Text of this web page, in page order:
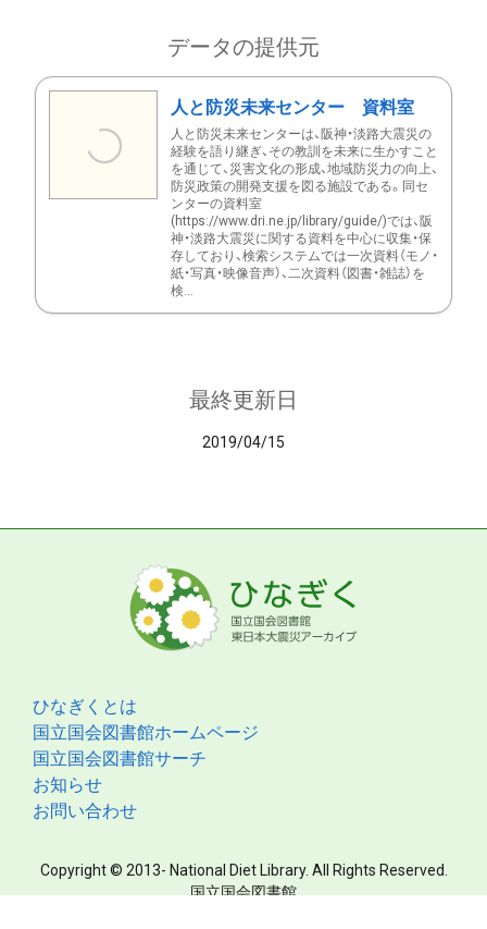
データの提供元
人と防災未来センター 資料室
人と防災未来センターは、阪神・淡路大震災の
経験を語り継ぎ、その教訓を未来に生かすこと
を通じて、災害文化の形成、地域防災力の向上、
防災政策の開発支援を図る施設である。同セ
ンターの資料室
(https://www.dri.ne.jp/library/guide/)では、阪
神・淡路大震災に関する資料を中心に収集・保
存しており、検索システムでは一次資料（モノ・
紙・写真・映像音声）、二次資料（図書・雑誌）を
検...
最終更新日
2019/04/15
ひなぎくとは
国立国会図書館ホームページ
国立国会図書館サーチ
お知らせ
お問い合わせ
Copyright © 2013- National Diet Library. All Rights Reserved.